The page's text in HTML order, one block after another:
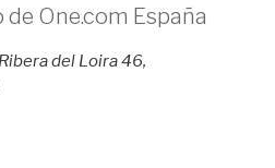
One.com España
del Loira 46,